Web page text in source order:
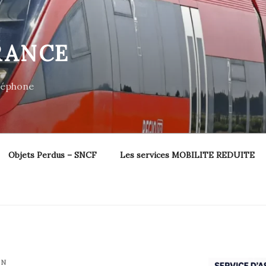
Objets Perdus – SNCF Les services MOBILITE REDUITE